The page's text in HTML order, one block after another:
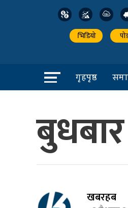
भिडियो
गृहपृष्ठ
खबरहब